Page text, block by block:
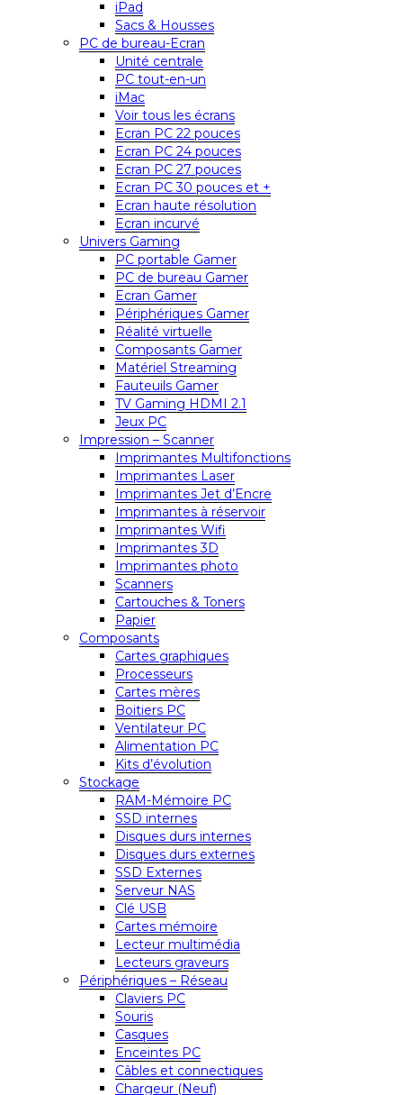
iPad
Sacs & Housses
PC de bureau-Ecran
Unité centrale
PC tout-en-un
iMac
Voir tous les écrans
Ecran PC 22 pouces
Ecran PC 24 pouces
Ecran PC 27 pouces
Ecran PC 30 pouces et +
Ecran haute résolution
Ecran incurvé
Univers Gaming
PC portable Gamer
PC de bureau Gamer
Ecran Gamer
Périphériques Gamer
Réalité virtuelle
Composants Gamer
Matériel Streaming
Fauteuils Gamer
TV Gaming HDMI 2.1
Jeux PC
Impression – Scanner
Imprimantes Multifonctions
Imprimantes Laser
Imprimantes Jet d’Encre
Imprimantes à réservoir
Imprimantes Wifi
Imprimantes 3D
Imprimantes photo
Scanners
Cartouches & Toners
Papier
Composants
Cartes graphiques
Processeurs
Cartes mères
Boitiers PC
Ventilateur PC
Alimentation PC
Kits d’évolution
Stockage
RAM-Mémoire PC
SSD internes
Disques durs internes
Disques durs externes
SSD Externes
Serveur NAS
Clé USB
Cartes mémoire
Lecteur multimédia
Lecteurs graveurs
Périphériques – Réseau
Claviers PC
Souris
Casques
Enceintes PC
Câbles et connectiques
Chargeur (Neuf)